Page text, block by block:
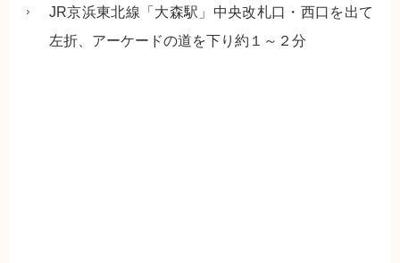
JR京浜東北線「大森駅」中央改札口・西口を出て
左折、アーケードの道を下り約１～２分